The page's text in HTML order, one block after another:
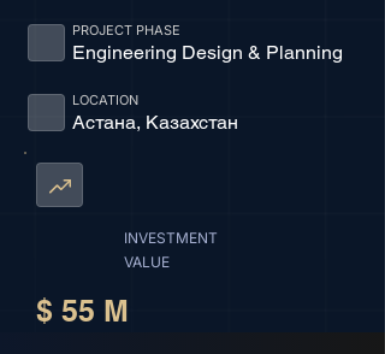
Engineering Design & Planning
PROJECT PHASE
Астана, Казахстан
LOCATION
INVESTMENT
VALUE
$ 55 M